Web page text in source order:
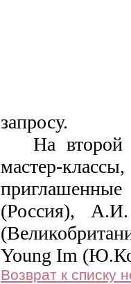
запросу.
На
мастер-
(Россия),
Young Im
Возврат к списку